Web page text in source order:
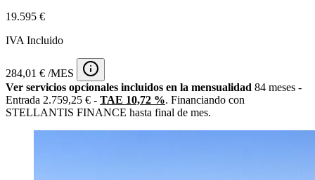
19.595 €
IVA Incluido
284,01 € /MES
Ver servicios opcionales incluidos en la mensualidad 84 meses -
Entrada 2.759,25 € - TAE 10,72 %. Financiando con
STELLANTIS FINANCE hasta final de mes.